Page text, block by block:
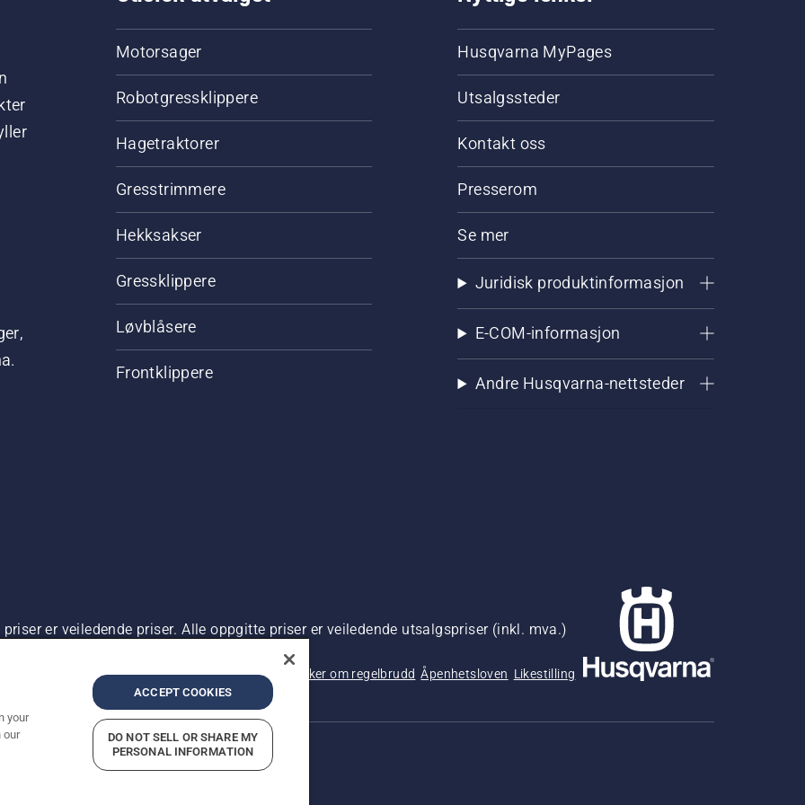
Motorsager
Robotgressklippere
Hagetraktorer
Gresstrimmere
Hekksakser
Gressklippere
Løvblåsere
Frontklippere
Husqvarna MyPages
Utsalgssteder
Kontakt oss
Presserom
Se mer
Juridisk produktinformasjon
E-COM-informasjon
Andre Husqvarna-nettsteder
er veiledende priser. Alle oppgitte priser er veiledende utsalgspriser (inkl. mva.)
Imprint Rapportering av mistanker om regelbrudd Åpenhetsloven Likestilling
your
our
ACCEPT COOKIES
DO NOT SELL OR SHARE MY
PERSONAL INFORMATION